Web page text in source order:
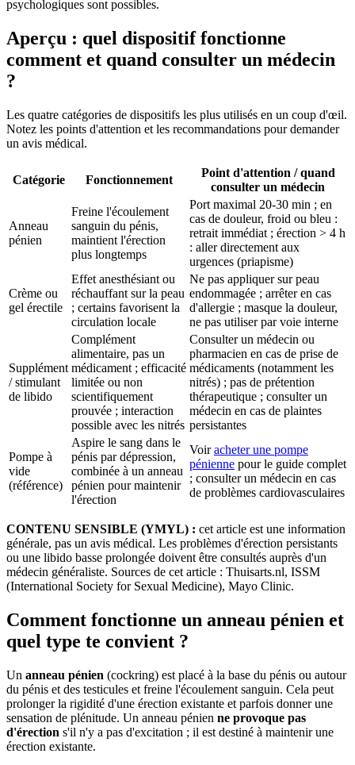
psychologiques sont possibles.
Aperçu : quel dispositif fonctionne
comment et quand consulter un médecin
?
Les quatre catégories de dispositifs les plus utilisés en un coup d'œil.
Notez les points d'attention et les recommandations pour demander
un avis médical.
Catégorie Fonctionnement
Point d'attention / quand
consulter un médecin
Anneau
pénien
Freine l'écoulement
sanguin du pénis,
maintient l'érection
plus longtemps
Port maximal 20-30 min ; en
cas de douleur, froid ou bleu :
retrait immédiat ; érection > 4 h
: aller directement aux
urgences (priapisme)
Crème ou
gel érectile
Effet anesthésiant ou
réchauffant sur la peau
; certains favorisent la
circulation locale
Ne pas appliquer sur peau
endommagée ; arrêter en cas
d'allergie ; masque la douleur,
ne pas utiliser par voie interne
Supplément
/ stimulant
de libido
Complément
alimentaire, pas un
médicament ; efficacité
limitée ou non
scientifiquement
prouvée ; interaction
possible avec les nitrés
Consulter un médecin ou
pharmacien en cas de prise de
médicaments (notamment les
nitrés) ; pas de prétention
thérapeutique ; consulter un
médecin en cas de plaintes
persistantes
Pompe à
vide
(référence)
Aspire le sang dans le
pénis par dépression,
combinée à un anneau
pénien pour maintenir
l'érection
Voiracheter une pompe
pénienne pour le guide complet
; consulter un médecin en cas
de problèmes cardiovasculaires
CONTENU SENSIBLE (YMYL) : cet article est une information
générale, pas un avis médical. Les problèmes d'érection persistants
ou une libido basse prolongée doivent être consultés auprès d'un
médecin généraliste. Sources de cet article : Thuisarts.nl, ISSM
(International Society for Sexual Medicine), Mayo Clinic.
Comment fonctionne un anneau pénien et
quel type te convient ?
Un anneau pénien (cockring) est placé à la base du pénis ou autour
du pénis et des testicules et freine l'écoulement sanguin. Cela peut
prolonger la rigidité d'une érection existante et parfois donner une
sensation de plénitude. Un anneau pénien ne provoque pas
d'érection s'il n'y a pas d'excitation ; il est destiné à maintenir une
érection existante.